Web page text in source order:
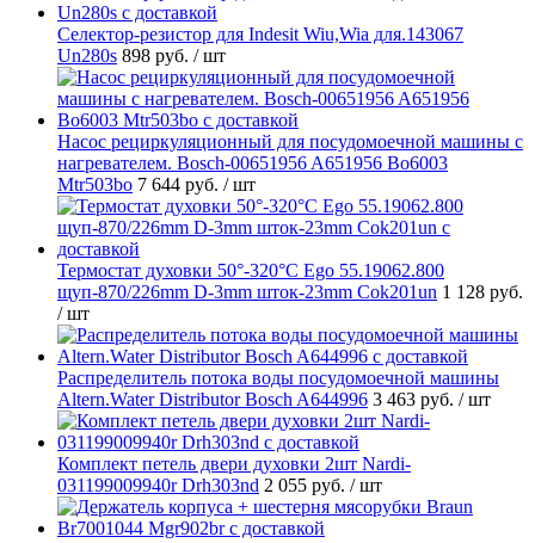
Селектор-резистор для Indesit Wiu,Wia для.143067
Un280s 898 руб. / шт
Насос рециркуляционный для посудомоечной машины с
нагревателем. Bosch-00651956 A651956 Bo6003
Mtr503bo 7 644 руб. / шт
Термостат духовки 50°-320°C Ego 55.19062.800
щуп-870/226mm D-3mm шток-23mm Cok201un 1 128 руб.
/ шт
Распределитель потока воды посудомоечной машины
Altern.Water Distributor Bosch A644996 3 463 руб. / шт
Комплект петель двери духовки 2шт Nardi-
031199009940r Drh303nd 2 055 руб. / шт